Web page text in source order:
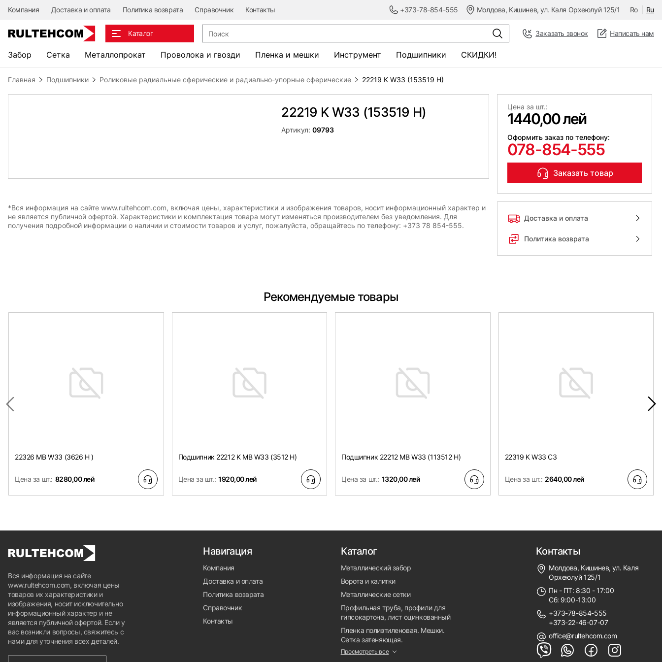
Компания Доставка и оплата Политика возврата Справочник Контакты +373-78-854-555 Молдова, Кишинев, ул. Каля Орхеюлуй 125/1 Ro Ru
Каталог Заказать звонок Написать нам
Забор Сетка Металлопрокат Проволока и гвозди Пленка и мешки Инструмент Подшипники СКИДКИ!
Главная Подшипники Роликовые радиальные сферические и радиально-упорные сферические 22219 K W33 (153519 H)
22219 K W33 (153519 H)
Артикул:09793
Цена за шт.:
1440,00 лей
Оформить заказ по телефону:
078-854-555
Заказать товар
Доставка и оплата
Политика возврата
*Вся информация на сайте www.rultehcom.com, включая цены, характеристики и изображения товаров, носит информационный характер и
не является публичной офертой. Характеристики и комплектация товара могут изменяться производителем без уведомления. Для
получения подробной информации о наличии и стоимости товаров и услуг, пожалуйста, обращайтесь по телефону: +373 78 854-555.
Рекомендуемые товары
22326 MB W33 (3626 H )
Цена за шт.: 8280,00 лей
Подшипник 22212 K MB W33 (3512 H)
Цена за шт.: 1920,00 лей
Подшипник 22212 MB W33 (113512 H)
Цена за шт.: 1320,00 лей
22319 K W33 C3
Цена за шт.: 2640,00 лей
Вся информация на сайте
www.rultehcom.com, включая цены
товаров их характеристики и
изображения, носит исключительно
информационный характер и не
является публичной офертой. Если у
вас возникли вопросы, свяжитесь с
нами для уточнения всех деталей.
Навигация
Компания
Доставка и оплата
Политика возврата
Справочник
Контакты
Каталог
Металлический забор
Ворота и калитки
Металлические сетки
Профильная труба, профили для
гипсокартона, лист оцинкованный
Пленка полиэтиленовая. Мешки.
Сетка затеняющая.
Просмотреть все
Контакты
Молдова, Кишинев, ул. Каля
Орхеюлуй 125/1
Пн - ПТ: 8:30 - 17:00
Сб: 9:00-13:00
+373-78-854-555
+373-22-46-07-07
office@rultehcom.com